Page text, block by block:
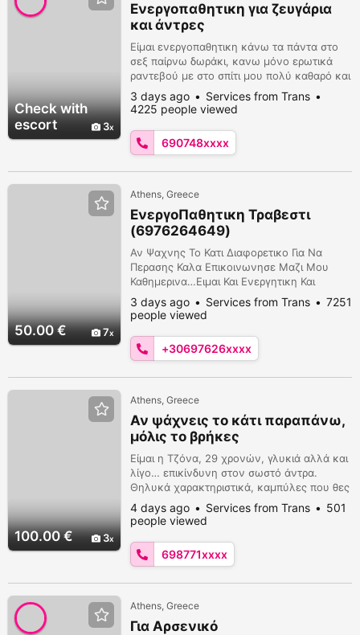
Check with
escort
3
Ενεργοπαθητικη για ζευγάρια
και άντρες
Είμαι ενεργοπαθητικη κάνω τα πάντα στο
σεξ παίρνω δωράκι, κανω μόνο ερωτικά
ραντεβού με στο σπίτι μου πολύ καθαρό και
ιδιαίτερο
3 days ago
Services from Trans
4225 people viewed
690748xxxx
50.00 € 7
Athens, Greece
ΕνεργοΠαθητικη Τραβεστι
(6976264649)
Αν Ψαχνης Το Κατι Διαφορετικο Για Να
Περασης Καλα Επικοινωνησε Μαζι Μου
Καθημερινα…Ειμαι Και Ενεργητικη Και
Παθητικη…Με Χωρο Στη Στην Καλλιθεα….Για
Σενα Που Θελης Να Περασης Καλα Διχως
Βιασυνες…(Fisting-Gold Shower-Foot
Fetishism) *697*62*64*649
3 days ago Services from Trans
7251
people viewed
+30697626xxxx
100.00 € 3
Athens, Greece
Αν ψάχνεις το κάτι παραπάνω,
μόλις το βρήκες
Είμαι η Τζόνα, 29 χρονών, γλυκιά αλλά και
λίγο… επικίνδυνη στον σωστό άντρα.
Θηλυκά χαρακτηριστικά, καμπύλες που θες
να εξερευνήσεις και διάθεση για στιγμές
που δεν ξεχνιούνται. Διαθέσιμη στον χώρο
μου ή εκεί που θα φροντίσεις να με…
κακομάθεις. ???????? 69-87717611
4 days ago Services from Trans
501
people viewed
698771xxxx
Athens, Greece
Για Αρσενικό